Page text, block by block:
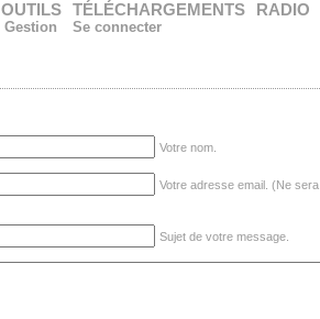
OUTILS TÉLÉCHARGEMENTS RADIO
Gestion Se connecter
Votre nom.
Votre adresse email. (Ne sera
Sujet de votre message.